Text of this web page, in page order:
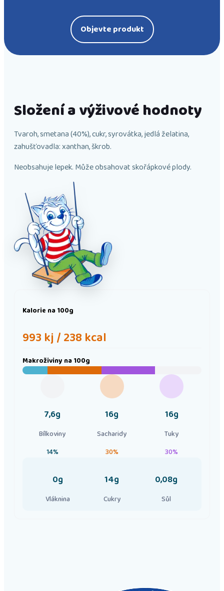
Objevte produkt
Složení a výživové hodnoty
Tvaroh, smetana (40%), cukr, syrovátka, jedlá želatina,
zahušťovadla: xanthan, škrob.
Neobsahuje lepek. Může obsahovat skořápkové plody.
Kalorie na 100g
993 kj / 238 kcal
Makroživiny na 100g
7,6g
Bílkoviny
14%
16g
Sacharidy
30%
16g
Tuky
30%
0g
Vláknina
14g
Cukry
0,08g
Sůl